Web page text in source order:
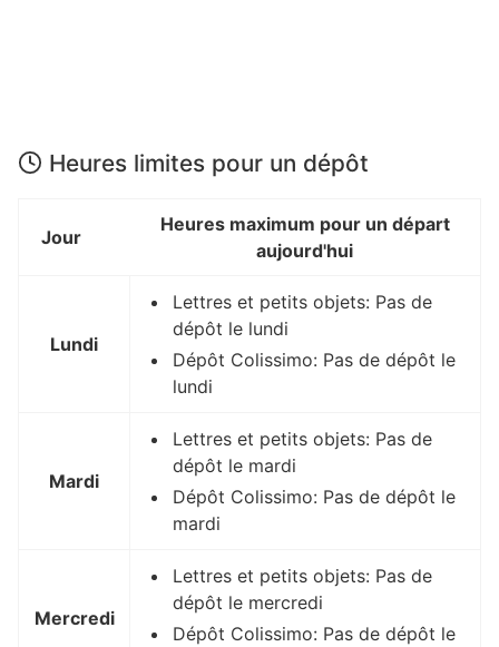
Heures limites pour un dépôt
Jour
Heures maximum pour un départ
aujourd'hui
Lundi
Lettres et petits objets: Pas de
dépôt le lundi
Dépôt Colissimo: Pas de dépôt le
lundi
Mardi
Lettres et petits objets: Pas de
dépôt le mardi
Dépôt Colissimo: Pas de dépôt le
mardi
Mercredi
Lettres et petits objets: Pas de
dépôt le mercredi
Dépôt Colissimo: Pas de dépôt le